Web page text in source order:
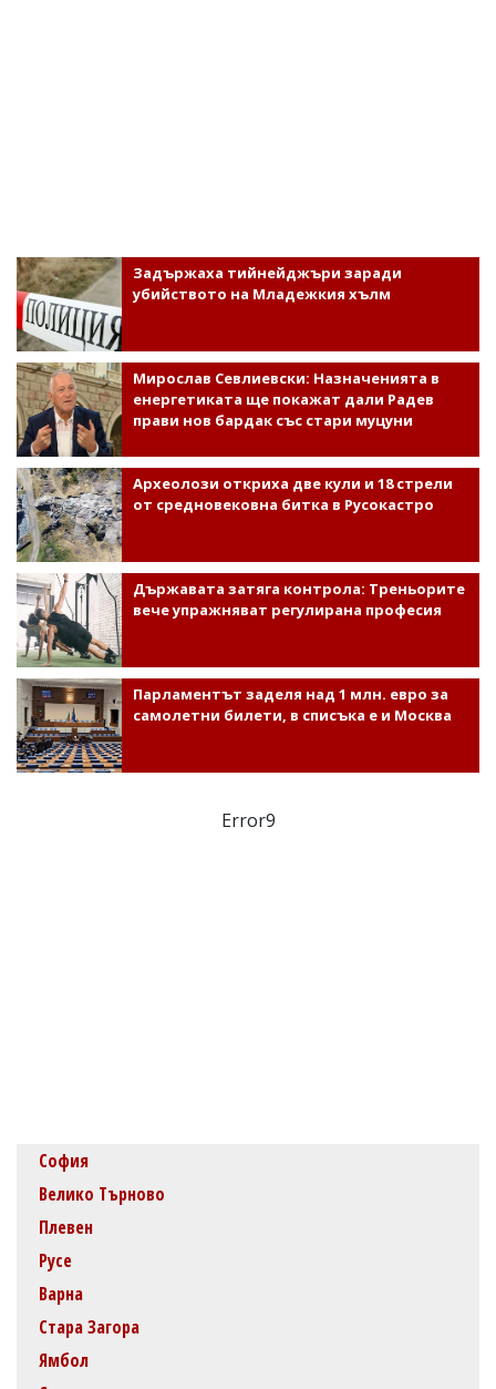
Задържаха тийнейджъри заради
убийството на Младежкия хълм
Мирослав Севлиевски: Назначенията в
енергетиката ще покажат дали Радев
прави нов бардак със стари муцуни
Археолози откриха две кули и 18 стрели
от средновековна битка в Русокастро
Държавата затяга контрола: Треньорите
вече упражняват регулирана професия
Парламентът заделя над 1 млн. евро за
самолетни билети, в списъка е и Москва
Error9
София
Велико Търново
Плевен
Русе
Варна
Стара Загора
Ямбол